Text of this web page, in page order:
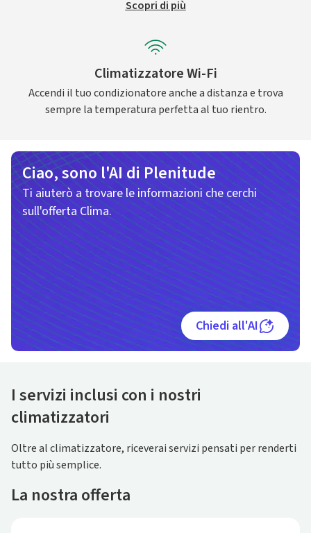
Scopri di più
Climatizzatore Wi-Fi
Accendi il tuo condizionatore anche a distanza e trova
sempre la temperatura perfetta al tuo rientro.
Ciao, sono l'AI di Plenitude
Ti aiuterò a trovare le informazioni che cerchi
sull'offerta Clima.
Chiedi all'AI
I servizi inclusi con i nostri
climatizzatori
Oltre al climatizzatore, riceverai servizi pensati per renderti
tutto più semplice.
La nostra offerta